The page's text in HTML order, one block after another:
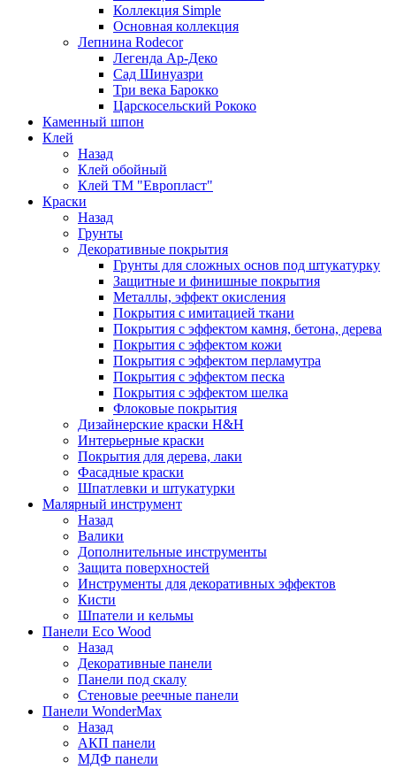
Коллекция Simple
Основная коллекция
Лепнина Rodecor
Легенда Ар-Деко
Сад Шинуазри
Три века Барокко
Царскосельский Рококо
Каменный шпон
Клей
Назад
Клей обойный
Клей ТМ "Европласт"
Краски
Назад
Грунты
Декоративные покрытия
Грунты для сложных основ под штукатурку
Защитные и финишные покрытия
Металлы, эффект окисления
Покрытия с имитацией ткани
Покрытия с эффектом камня, бетона, дерева
Покрытия с эффектом кожи
Покрытия с эффектом перламутра
Покрытия с эффектом песка
Покрытия с эффектом шелка
Флоковые покрытия
Дизайнерские краски H&H
Интерьерные краски
Покрытия для дерева, лаки
Фасадные краски
Шпатлевки и штукатурки
Малярный инструмент
Назад
Валики
Дополнительные инструменты
Защита поверхностей
Инструменты для декоративных эффектов
Кисти
Шпатели и кельмы
Панели Eco Wood
Назад
Декоративные панели
Панели под скалу
Стеновые реечные панели
Панели WonderMax
Назад
АКП панели
МДФ панели